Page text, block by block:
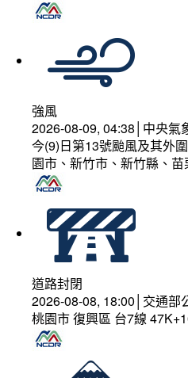
強風
2026-08-09, 04:38│中央氣
今(9)日第13號颱風及其外
園市、新竹市、新竹縣、
道路封閉
2026-08-08, 18:00│交通部
桃園市 復興區 台7線